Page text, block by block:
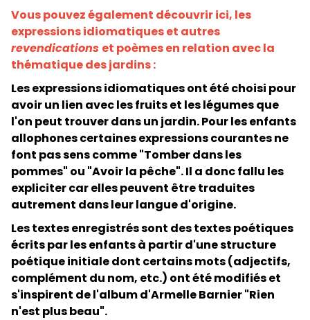
Vous pouvez également découvrir ici, les
expressions idiomatiques et autres
revendications et poèmes en relation avec la
thématique des jardins :
Les expressions idiomatiques ont été choisi pour
avoir un lien avec les fruits et les légumes que
l'on peut trouver dans un jardin. Pour les enfants
allophones certaines expressions courantes ne
font pas sens comme "Tomber dans les
pommes" ou "Avoir la pêche". Il a donc fallu les
expliciter car elles peuvent être traduites
autrement dans leur langue d'origine.
Les textes enregistrés sont des textes poétiques
écrits par les enfants à partir d'une structure
poétique initiale dont certains mots (adjectifs,
complément du nom, etc.) ont été modifiés et
s'inspirent de l'album d'Armelle Barnier "Rien
n'est plus beau".